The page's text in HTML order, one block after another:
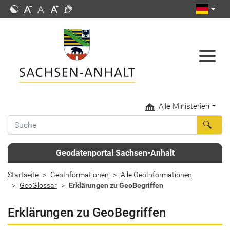
Alle Ministerien
Geodatenportal Sachsen-Anhalt
Startseite GeoInformationen
Alle GeoInformationen
GeoGlossar
Erklärungen zu GeoBegriffen
Erklärungen zu GeoBegriffen